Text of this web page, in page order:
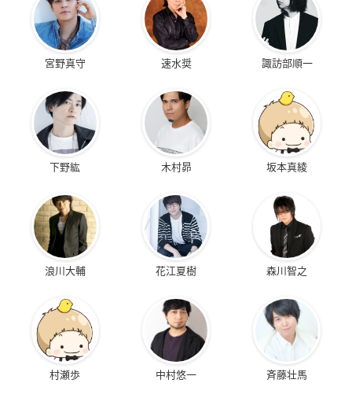
宮野真守 速水奨 諏訪部順一
下野紘 木村昴 坂本真綾
浪川大輔 花江夏樹 森川智之
村瀬歩 中村悠一 斉藤壮馬